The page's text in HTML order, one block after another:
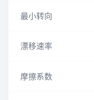
最小转向
漂移速率
摩擦系数